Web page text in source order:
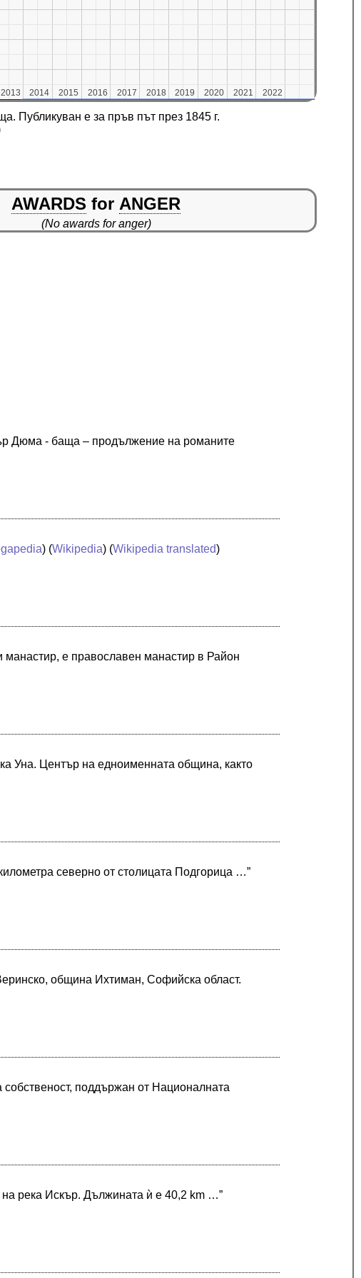
2013
2013 2014
2014 2015
2015 2016
2016 2017
2017 2018
2018 2019
2019 2020
2020 2021
2021 2022
2022
Публикуван е за пръв път през 1845 г.
AWARDS for ANGER
(No awards for anger)
Дюма - баща – продължение на романите
) (Wikipedia) (Wikipedia translated)
манастир, е православен манастир в Район
Уна. Център на едноименната община, както
северно от столицата Подгорица …”
община Ихтиман, Софийска област.
поддържан от Националната
река Искър. Дължината ѝ е 40,2 km …”